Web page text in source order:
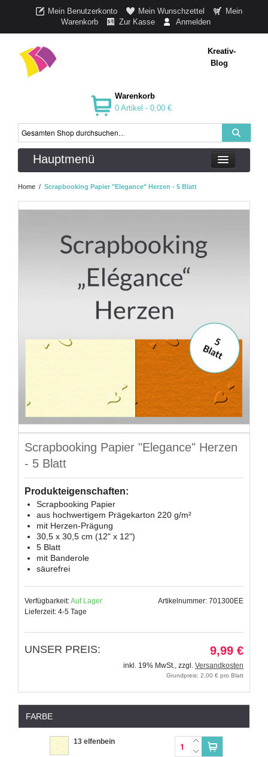
Mein Benutzerkonto Mein Wunschzettel
Mein
Warenkorb
Zur Kasse Anmelden
Kreativ-
Blog
Warenkorb
0 Artikel - 0,00 €
Hauptmenü
Home / Scrapbooking Papier "Elegance" Herzen - 5 Blatt
Scrapbooking Papier "Elegance" Herzen
- 5 Blatt
Produkteigenschaften:
Scrapbooking Papier
aus hochwertigem Prägekarton 220 g/m²
mit Herzen-Prägung
30,5 x 30,5 cm (12" x 12")
5 Blatt
mit Banderole
säurefrei
Verfügbarkeit:Auf Lager
Lieferzeit: 4-5 Tage
Artikelnummer: 701300EE
UNSER PREIS: 9,99 €
inkl. 19% MwSt., zzgl. Versandkosten
Grundpreis: 2,00 € pro Blatt
FARBE
13 elfenbein